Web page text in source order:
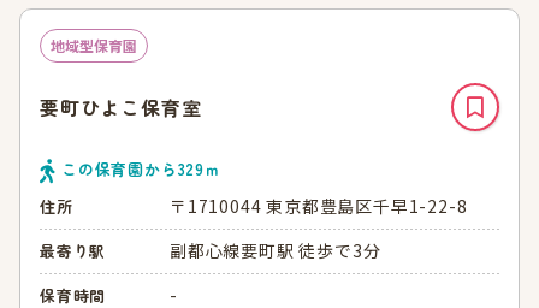
地域型保育園
要町ひよこ保育室
この保育園から329ｍ
住所
〒1710044 東京都豊島区千早1-22-8
最寄り駅 副都心線要町駅 徒歩で3分
保育時間 -